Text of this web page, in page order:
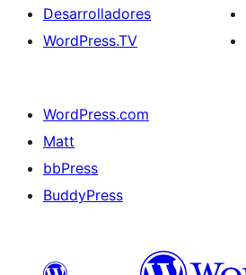
Desarrolladores
WordPress.TV
WordPress.com
Matt
bbPress
BuddyPress